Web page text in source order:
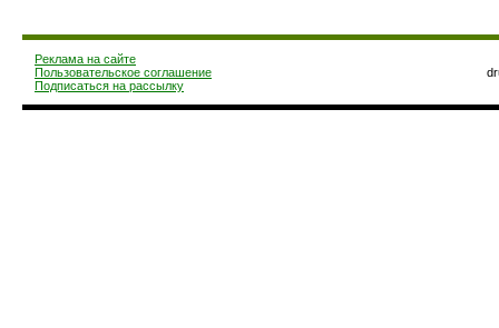
Реклама на сайте
Пользовательское соглашение
Подписаться на рассылку